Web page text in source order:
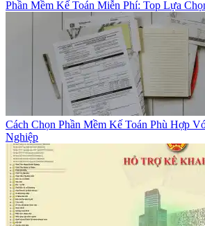
Phần Mềm Kế Toán Miễn Phí: Top Lựa
Cách Chọn Phần Mềm Kế Toán Phù Hợp
Nghiệp